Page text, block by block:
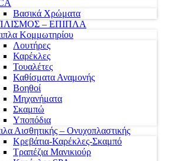
Βασικά Χρώματα
– ΕΠΙΠΛΑ
Κομμωτηρίου
Λουτήρες
Καρέκλες
Τουαλέτες
Καθίσματα Αναμονής
Βοηθοί
Μηχανήματα
Σκαμπώ
Υποπόδια
Αισθητικής – Ονυχοπλαστικής
Κρεβάτια-Καρέκλες-Σκαμπό
Τραπέζια Μανικιούρ